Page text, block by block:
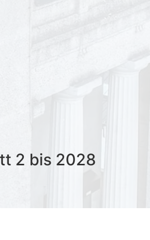
2 bis 2028